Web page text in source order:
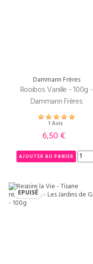
Dammann Frères
Rooibos Vanille - 100g -
Dammann Frères
1 Avis
Prix
6,50 €
AJOUTER AU PANIER
EPUISÉ